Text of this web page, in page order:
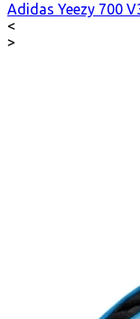
Adidas Yeezy 700
<
>